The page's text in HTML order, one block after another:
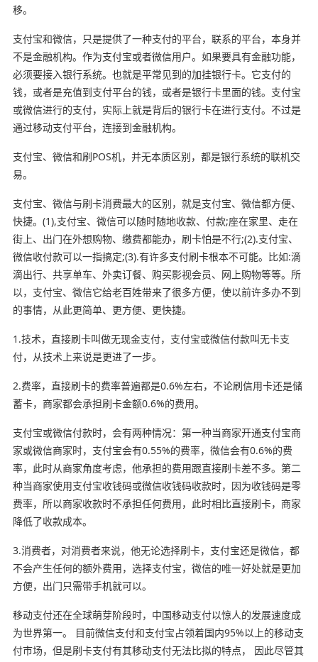
移。
支付宝和微信，只是提供了一种支付的平台，联系的平台，本身并
不是金融机构。作为支付宝或者微信用户。如果要具有金融功能，
必须要接入银行系统。也就是平常见到的加挂银行卡。它支付的
钱，或者是充值到支付平台的钱，或者是银行卡里面的钱。支付宝
或微信进行的支付，实际上就是背后的银行卡在进行支付。不过是
通过移动支付平台，连接到金融机构。
支付宝、微信和刷POS机，并无本质区别，都是银行系统的联机交
易。
支付宝、微信与刷卡消费最大的区别，就是支付宝、微信都方便、
快捷。(1),支付宝、微信可以随时随地收款、付款;座在家里、走在
街上、出门在外想购物、缴费都能办，刷卡怕是不行;(2).支付宝、
微信收付款可以一指搞定;(3).有许多支付刷卡根本不可能。比如:滴
滴出行、共享单车、外卖订餐、购买影视会员、网上购物等等。所
以，支付宝、微信它给老百姓带来了很多方便，使以前许多办不到
的事情，从此更简单、更方便、更快捷。
1.技术，直接刷卡叫做无现金支付，支付宝或微信付款叫无卡支
付，从技术上来说是更进了一步。
2.费率，直接刷卡的费率普遍都是0.6%左右，不论刷信用卡还是储
蓄卡，商家都会承担刷卡金额0.6%的费用。
支付宝或微信付款时，会有两种情况：第一种当商家开通支付宝商
家或微信商家时，支付宝会有0.55%的费率，微信会有0.6%的费
率，此时从商家角度考虑，他承担的费用跟直接刷卡差不多。第二
种当商家使用支付宝收钱码或微信收钱码收款时，因为收钱码是零
费率，所以商家收款时不承担任何费用，此时相比直接刷卡，商家
降低了收款成本。
3.消费者，对消费者来说，他无论选择刷卡，支付宝还是微信，都
不会产生任何的额外费用，选择支付宝，微信的唯一好处就是更加
方便，出门只需带手机就可以。
移动支付还在全球萌芽阶段时，中国移动支付以惊人的发展速度成
为世界第一。 目前微信支付和支付宝占领着国内95%以上的移动支
付市场，但是刷卡支付有其移动支付无法比拟的特点， 因此尽管其